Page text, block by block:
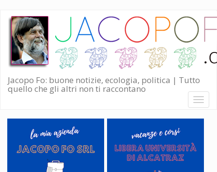
Salta
contenuto
principale
Jacopo Fo: buone notizie, ecologia, politica | Tutto
quello che gli altri non ti raccontano
Toggle